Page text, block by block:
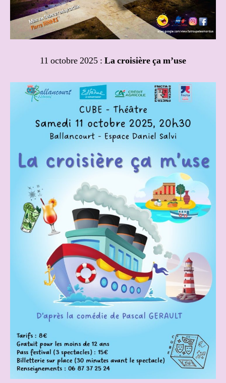
11 octobre 2025 : La croisière ça m’use